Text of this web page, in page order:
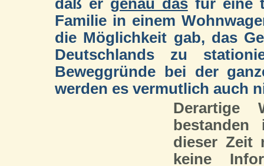
daß er genau dasfür eine
Familie in einem
die Möglichkeit gab, das
Deutschlands zu
Beweggründe bei der
werden es vermutlich auch
Derartige
dieser Zeit
keine